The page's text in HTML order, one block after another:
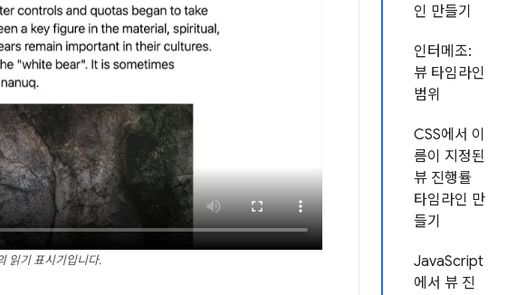
인 만들기
인터메조:
뷰 타임라인
범위
CSS에서 이
름이 지정된
뷰 진행률
타임라인 만
들기
JavaScript
에서 뷰 진
읽기 표시기입니다.